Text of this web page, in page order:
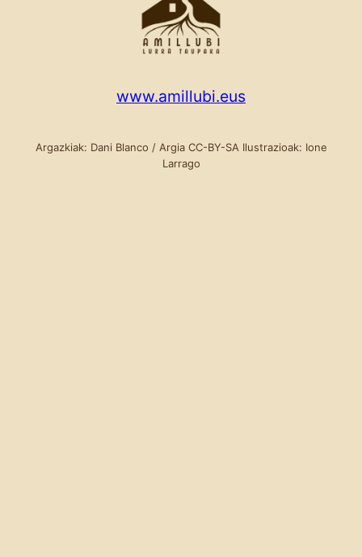
www.amillubi.eus
Argazkiak: Dani Blanco / Argia CC-BY-SA Ilustrazioak: Ione
Larrago